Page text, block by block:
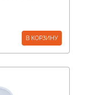
В КОРЗИНУ